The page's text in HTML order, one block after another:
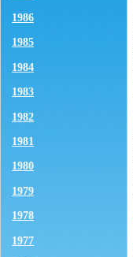
1986
1985
1984
1983
1982
1981
1980
1979
1978
1977